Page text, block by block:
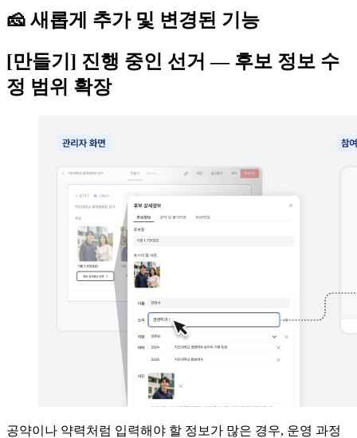
🧀 새롭게 추가 및 변경된 기능
[만들기] 진행 중인 선거 — 후보 정보 수
정 범위 확장
공약이나 약력처럼 입력해야 할 정보가 많은 경우, 운영 과정